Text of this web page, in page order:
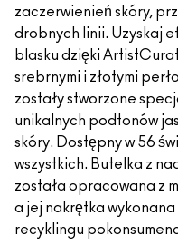
zaczerwienień skóry,
drobnych linii. Uzyskaj
blasku dzięki
srebrnymi i złotymi
zostały stworzone
unikalnych podtonów
skóry. Dostępny w 56
wszystkich. Butelka z
została opracowana z
a jej nakrętka wykonana
recyklingu